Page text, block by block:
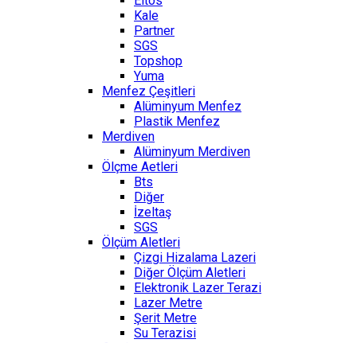
Kale
Partner
SGS
Topshop
Yuma
Menfez Çeşitleri
Alüminyum Menfez
Plastik Menfez
Merdiven
Alüminyum Merdiven
Ölçme Aetleri
Bts
Diğer
İzeltaş
SGS
Ölçüm Aletleri
Çizgi Hizalama Lazeri
Diğer Ölçüm Aletleri
Elektronik Lazer Terazi
Lazer Metre
Şerit Metre
Su Terazisi